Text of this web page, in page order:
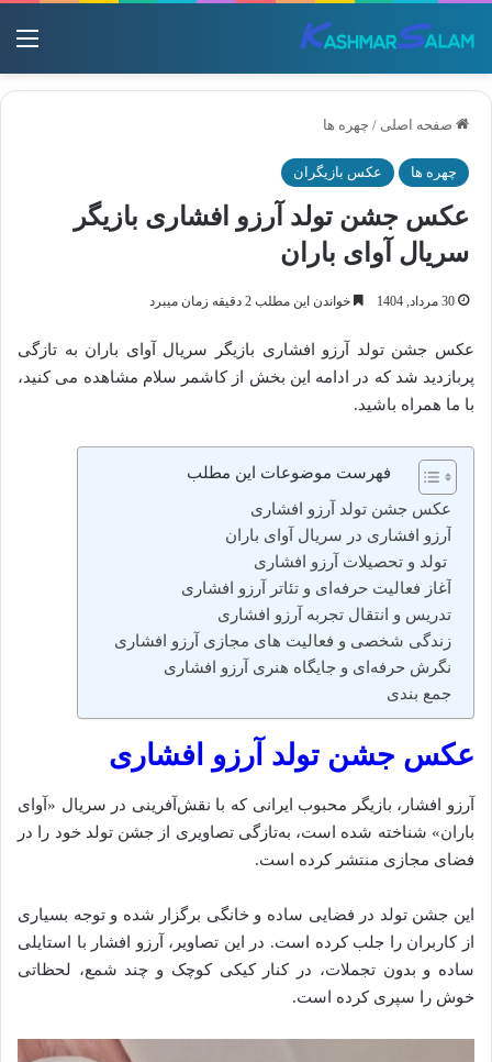
صفحه اصلی / چهره ها
چهره ها عکس بازیگران
عکس جشن تولد آرزو افشاری بازیگر
سریال آوای باران
30 مرداد, 1404 خواندن این مطلب 2 دقیقه زمان میبرد
عکس جشن تولد آرزو افشاری بازیگر سریال آوای باران به تازگی
پربازدید شد که در ادامه این بخش از کاشمر سلام مشاهده می کنید،
با ما همراه باشید.
فهرست موضوعات این مطلب
عکس جشن تولد آرزو افشاری
آرزو افشاری در سریال آوای باران
تولد و تحصیلات آرزو افشاری
آغاز فعالیت حرفه‌ای و تئاتر آرزو افشاری
تدریس و انتقال تجربه آرزو افشاری
زندگی شخصی و فعالیت‌ های مجازی آرزو افشاری
نگرش حرفه‌ای و جایگاه هنری آرزو افشاری
جمع‌ بندی
عکس جشن تولد آرزو افشاری
آرزو افشار، بازیگر محبوب ایرانی که با نقش‌آفرینی در سریال «آوای
باران» شناخته شده است، به‌تازگی تصاویری از جشن تولد خود را در
فضای مجازی منتشر کرده است.
این جشن تولد در فضایی ساده و خانگی برگزار شده و توجه بسیاری
از کاربران را جلب کرده است. در این تصاویر، آرزو افشار با استایلی
ساده و بدون تجملات، در کنار کیکی کوچک و چند شمع، لحظاتی
خوش را سپری کرده است.